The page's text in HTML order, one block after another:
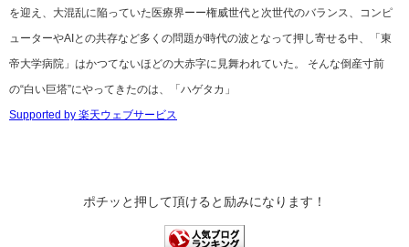
を迎え、大混乱に陥っていた医療界ーー権威世代と次世代のバランス、コンピ
ューターやAIとの共存など多くの問題が時代の波となって押し寄せる中、「東
帝大学病院」はかつてないほどの大赤字に見舞われていた。 そんな倒産寸前
の“白い巨塔”にやってきたのは、「ハゲタカ」
Supported by 楽天ウェブサービス
ポチッと押して頂けると励みになります！